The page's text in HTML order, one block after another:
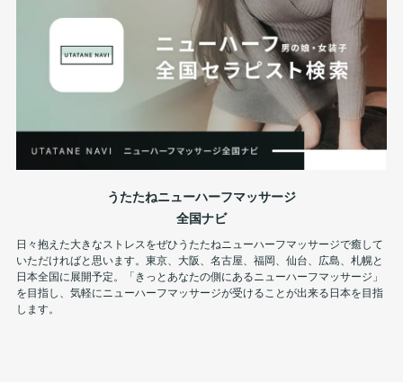
うたたねニューハーフマッサージ
全国ナビ
日々抱えた大きなストレスをぜひうたたねニューハーフマッサージで癒して
いただければと思います。東京、大阪、名古屋、福岡、仙台、広島、札幌と
日本全国に展開予定。「きっとあなたの側にあるニューハーフマッサージ」
を目指し、気軽にニューハーフマッサージが受けることが出来る日本を目指
します。